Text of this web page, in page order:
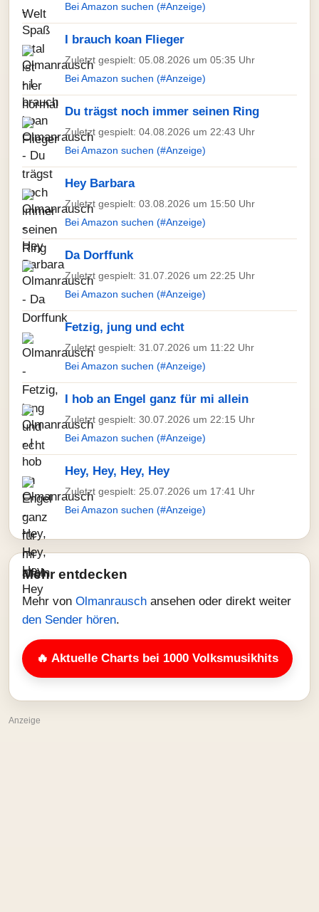
Bei Amazon suchen (#Anzeige)
I brauch koan Flieger
Zuletzt gespielt: 05.08.2026 um 05:35 Uhr
Bei Amazon suchen (#Anzeige)
Du trägst noch immer seinen Ring
Zuletzt gespielt: 04.08.2026 um 22:43 Uhr
Bei Amazon suchen (#Anzeige)
Hey Barbara
Zuletzt gespielt: 03.08.2026 um 15:50 Uhr
Bei Amazon suchen (#Anzeige)
Da Dorffunk
Zuletzt gespielt: 31.07.2026 um 22:25 Uhr
Bei Amazon suchen (#Anzeige)
Fetzig, jung und echt
Zuletzt gespielt: 31.07.2026 um 11:22 Uhr
Bei Amazon suchen (#Anzeige)
I hob an Engel ganz für mi allein
Zuletzt gespielt: 30.07.2026 um 22:15 Uhr
Bei Amazon suchen (#Anzeige)
Hey, Hey, Hey, Hey
Zuletzt gespielt: 25.07.2026 um 17:41 Uhr
Bei Amazon suchen (#Anzeige)
Mehr entdecken
Mehr von Olmanrausch ansehen oder direkt weiter
den Sender hören.
🔥 Aktuelle Charts bei 1000 Volksmusikhits
Anzeige